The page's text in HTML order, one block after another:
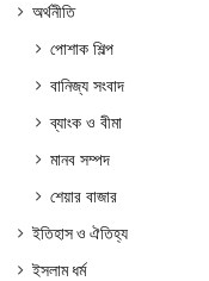
অর্থনীতি
পোশাক শিল্প
বানিজ্য সংবাদ
ব্যাংক ও বীমা
মানব সম্পদ
শেয়ার বাজার
ইতিহাস ও ঐতিহ্য
ইসলাম ধর্ম